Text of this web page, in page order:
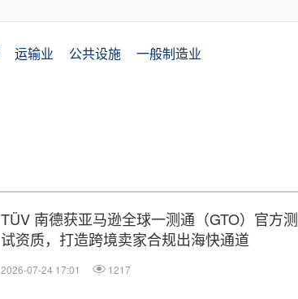
运输业 公共设施 一般制造业
TÜV 南德获亚马逊全球一测通（GTO）官方测
试资质，打造跨境卖家合规出海快通道
2026-07-24 17:01 1217